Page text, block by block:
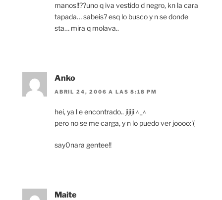
manos!!??uno q iva vestido d negro, kn la cara
tapada… sabeis? esq lo busco y n se donde
sta… mira q molava..
Anko
ABRIL 24, 2006 A LAS 8:18 PM
hei, ya l e encontrado.. jijiji ^_^
pero no se me carga, y n lo puedo ver joooo:'(
say0nara gentee!!
Maite